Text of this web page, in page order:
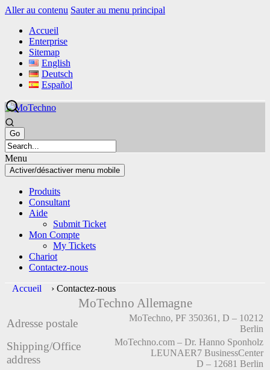
Aller au contenu Sauter au menu principal
Accueil
Enterprise
Sitemap
English
Deutsch
Español
Menu
Activer/désactiver menu mobile
Produits
Consultant
Aide
Submit Ticket
Mon Compte
My Tickets
Chariot
Contactez-nous
Accueil › Contactez-nous
MoTechno Allemagne
Adresse postale
MoTechno, PF 350361, D – 10212
Berlin
Shipping/Office
address
MoTechno.com – Dr. Hanno Sponholz
LEUNAER7 BusinessCenter
D – 12681 Berlin